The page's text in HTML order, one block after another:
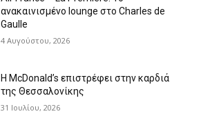
ανακαινισμένο lounge στο Charles de
Gaulle
4 Αυγούστου, 2026
Η McDonald’s επιστρέφει στην καρδιά
της Θεσσαλονίκης
31 Ιουλίου, 2026